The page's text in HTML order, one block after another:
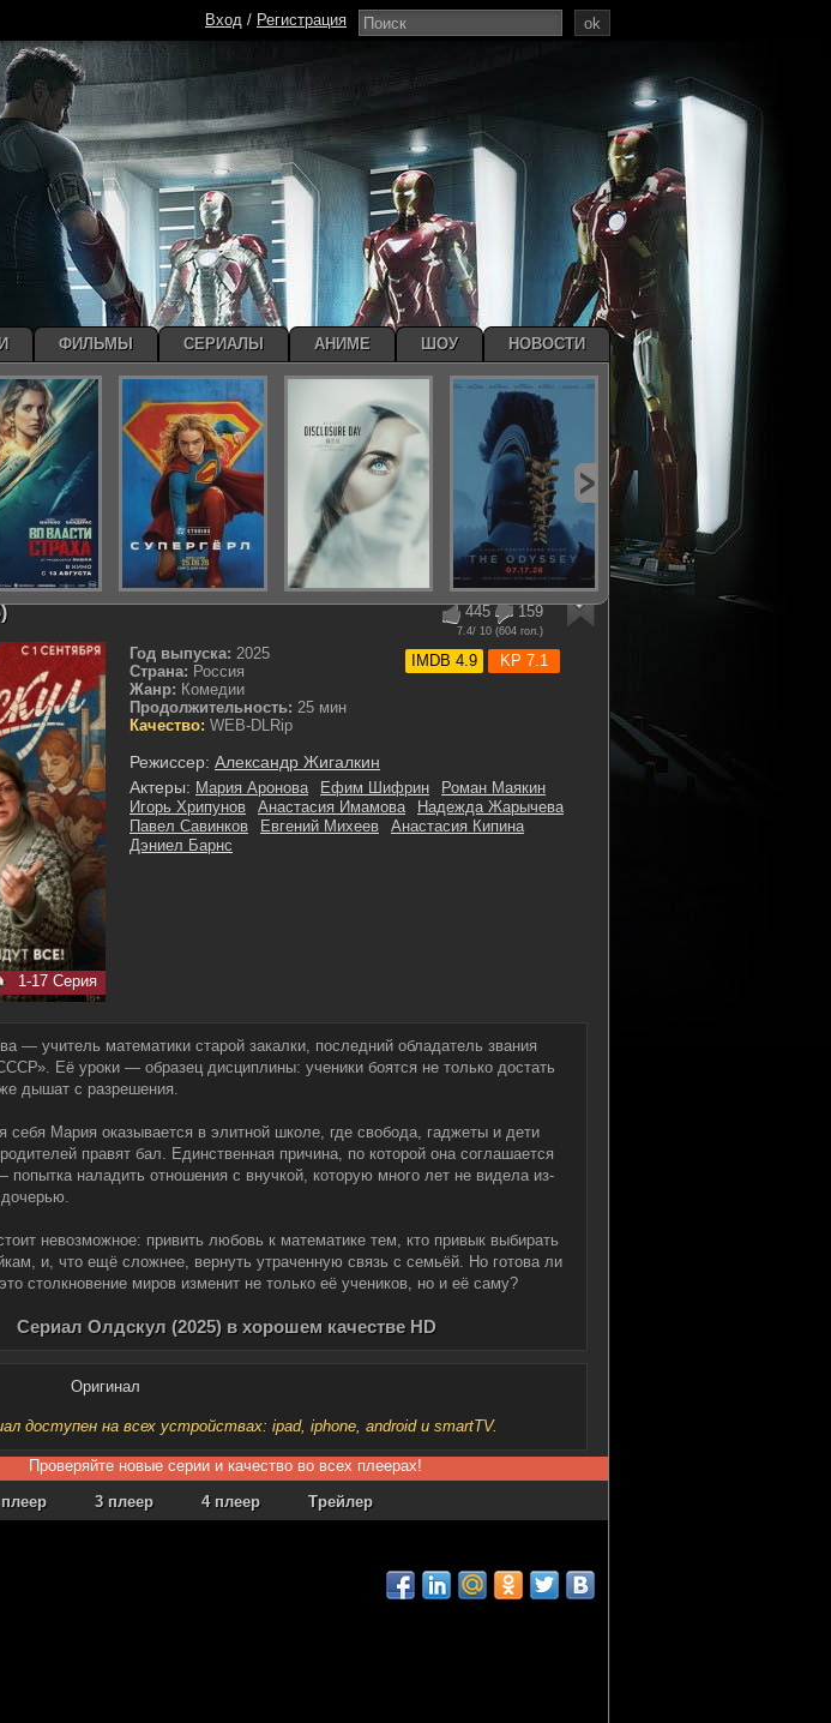
445 159
7.4/ 10 (604 гол.)
IMDB 4.9 KP 7.1
1-17 Серия
Год выпуска: 2025
Страна: Россия
Жанр: Комедии
Продолжительность: 25 мин
Качество: WEB-DLRip
Режиссер: Александр Жигалкин
Актеры: Мария Аронова Ефим Шифрин
Роман Маякин
Игорь Хрипунов
Анастасия Имамова
Надежда Жарычева
Павел Савинков
Евгений Михеев
Анастасия Кипина
Дэниел Барнс
— учитель математики старой закалки, последний обладатель звания
Её уроки — образец дисциплины: ученики боятся не только достать
дышат с разрешения.
себя Мария оказывается в элитной школе, где свобода, гаджеты и дети
правят бал. Единственная причина, по которой она соглашается
попытка наладить отношения с внучкой, которую много лет не видела из-
невозможное: привить любовь к математике тем, кто привык выбирать
и, что ещё сложнее, вернуть утраченную связь с семьёй. Но готова ли
столкновение миров изменит не только её учеников, но и её саму?
Сериал Олдскул (2025) в хорошем качестве HD
Оригинал
доступен на всех устройствах: ipad, iphone, android и smartTV.
Проверяйте новые серии и качество во всех плеерах!
3 плеер 4 плеер Трейлер
ok
Вход / Регистрация
ФИЛЬМЫ СЕРИАЛЫ АНИМЕ ШОУ НОВОСТИ